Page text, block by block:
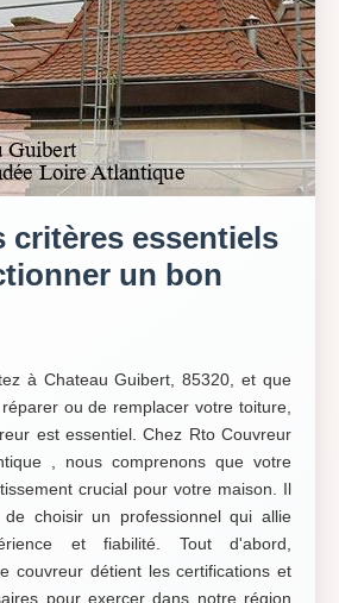
critères essentiels
un bon
à Chateau Guibert, 85320, et que
ou de remplacer votre toiture,
est essentiel. Chez Rto Couvreur
, nous comprenons que votre
crucial pour votre maison. Il
choisir un professionnel qui allie
et fiabilité. Tout d'abord,
couvreur détient les certifications et
pour exercer dans notre région